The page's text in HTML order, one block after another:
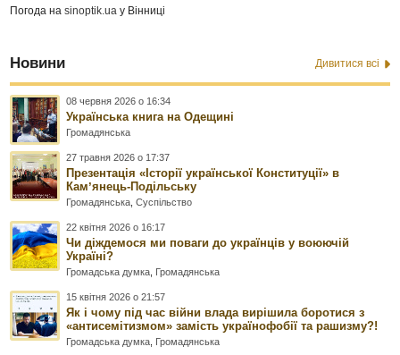
Погода наsinoptik.ua у Вінниці
Новини Дивитися всі
08 червня 2026 о 16:34
Українська книга на Одещині
Громадянська
27 травня 2026 о 17:37
Презентація «Історії української Конституції» в
Камʼянець-Подільську
Громадянська,Суспільство
22 квітня 2026 о 16:17
Чи діждемося ми поваги до українців у воюючій
Україні?
Громадська думка, Громадянська
15 квітня 2026 о 21:57
Як і чому під час війни влада вирішила боротися з
«антисемітизмом» замість українофобії та рашизму?!
Громадська думка, Громадянська